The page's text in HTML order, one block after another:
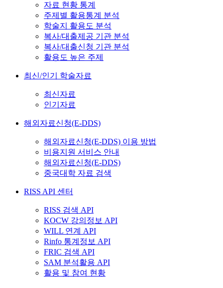
자료 현황 통계
주제별 활용통계 분석
학술지 활용도 분석
복사/대출제공 기관 분석
복사/대출신청 기관 분석
활용도 높은 주제
최신/인기 학술자료
최신자료
인기자료
해외자료신청(E-DDS)
해외자료신청(E-DDS) 이용 방법
비용지원 서비스 안내
해외자료신청(E-DDS)
중국대학 자료 검색
RISS API 센터
RISS 검색 API
KOCW 강의정보 API
WILL 연계 API
Rinfo 통계정보 API
FRIC 검색 API
SAM 분석활용 API
활용 및 참여 현황